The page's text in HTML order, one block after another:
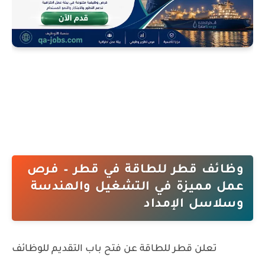
وظائف قطر للطاقة في قطر – فرص
عمل مميزة في التشغيل والهندسة
وسلاسل الإمداد
تعلن قطر للطاقة عن فتح باب التقديم للوظائف